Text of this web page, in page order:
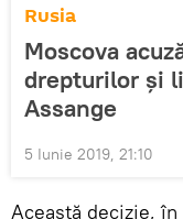
Rusia
Moscova
drepturilor și
Assange
5 Iunie 2019, 21:10
Această decizie,